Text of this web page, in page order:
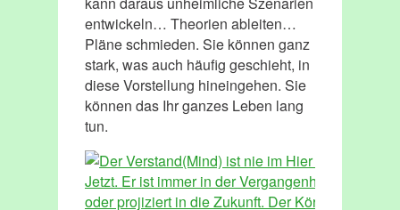
entwickeln… Theorien ableiten…
Pläne schmieden. Sie können ganz
stark, was auch häufig geschieht, in
diese Vorstellung hineingehen. Sie
können das Ihr ganzes Leben lang
tun.